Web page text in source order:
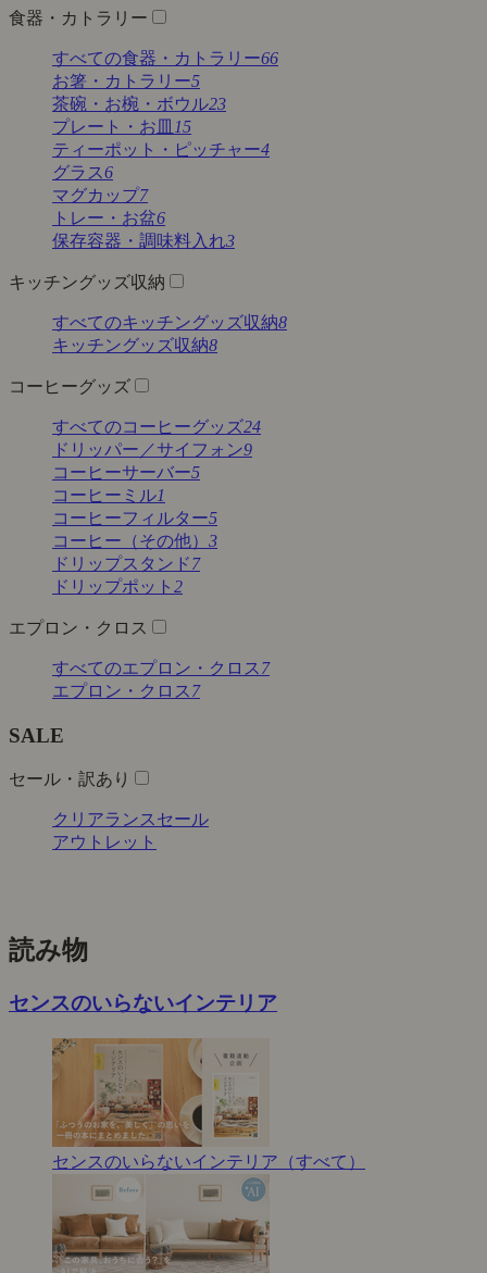
食器・カトラリー
すべての食器・カトラリー66
お箸・カトラリー5
茶碗・お椀・ボウル23
プレート・お皿 15
ティーポット・ピッチャー4
グラス6
マグカップ7
トレー・お盆6
保存容器・調味料入れ3
キッチングッズ収納
すべてのキッチングッズ収納8
キッチングッズ収納8
コーヒーグッズ
すべてのコーヒーグッズ24
ドリッパー／サイフォン9
コーヒーサーバー5
コーヒーミル1
コーヒーフィルター5
コーヒー（その他） 3
ドリップスタンド7
ドリップポット 2
エプロン・クロス
すべてのエプロン・クロス 7
エプロン・クロス 7
SALE
セール・訳あり
クリアランスセール
アウトレット
読み物
センスのいらないインテリア
センスのいらないインテリア（すべて）